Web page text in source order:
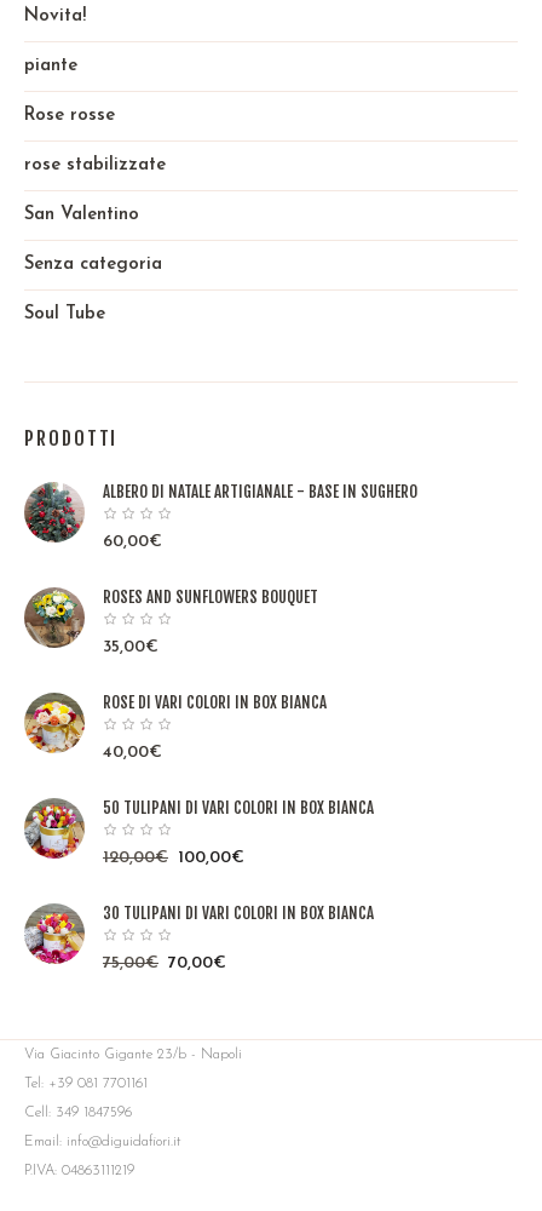
Novita!
piante
Rose rosse
rose stabilizzate
San Valentino
Senza categoria
Soul Tube
PRODOTTI
ALBERO DI NATALE ARTIGIANALE - BASE IN SUGHERO
60,00€
ROSES AND SUNFLOWERS BOUQUET
35,00€
ROSE DI VARI COLORI IN BOX BIANCA
40,00€
50 TULIPANI DI VARI COLORI IN BOX BIANCA
120,00€ 100,00€
30 TULIPANI DI VARI COLORI IN BOX BIANCA
75,00€ 70,00€
Via Giacinto Gigante 23/b - Napoli
Tel: +39 081 7701161
Cell: 349 1847596
Email: info@diguidafiori.it
P.IVA: 04863111219